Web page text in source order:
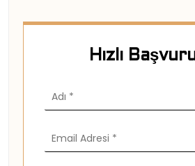
Hızlı Başvuru